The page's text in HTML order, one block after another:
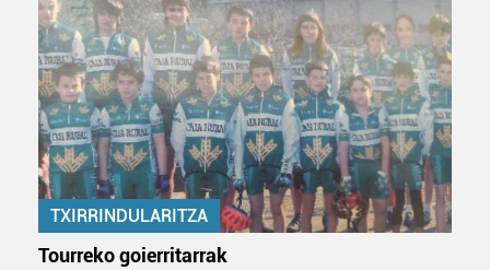
TXIRRINDULARITZA
Tourreko goierritarrak